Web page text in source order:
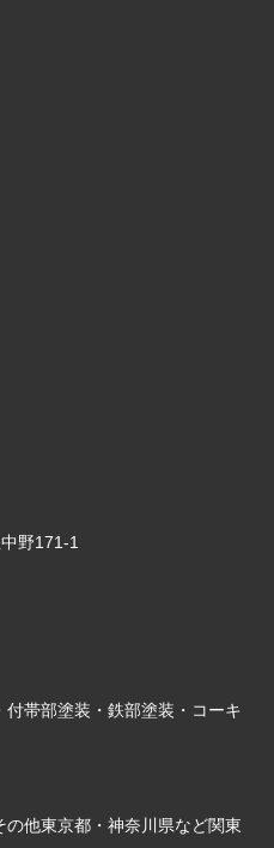
野171-1
帯部塗装・鉄部塗装・コーキ
他東京都・神奈川県など関東